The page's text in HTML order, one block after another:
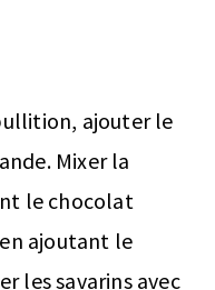
ajouter le
Mixer la
le chocolat
ajoutant le
les savarins avec